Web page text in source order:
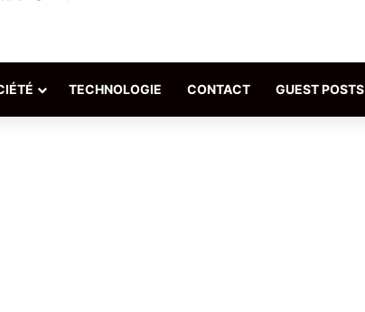
TECHNOLOGIE CONTACT GUEST POSTS